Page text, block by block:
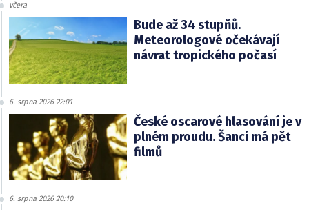
včera
Bude až 34 stupňů.
Meteorologové očekávají
návrat tropického počasí
6. srpna 2026 22:01
České oscarové hlasování je v
plném proudu. Šanci má pět
filmů
6. srpna 2026 20:10